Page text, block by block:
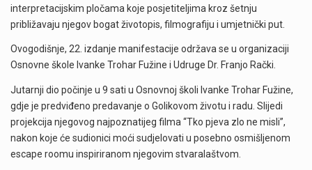
interpretacijskim pločama koje posjetiteljima kroz šetnju
približavaju njegov bogat životopis, filmografiju i umjetnički put.
Ovogodišnje, 22. izdanje manifestacije održava se u organizaciji
Osnovne škole Ivanke Trohar Fužine i Udruge Dr. Franjo Rački.
Jutarnji dio počinje u 9 sati u Osnovnoj školi Ivanke Trohar Fužine,
gdje je predviđeno predavanje o Golikovom životu i radu. Slijedi
projekcija njegovog najpoznatijeg filma “Tko pjeva zlo ne misli”,
nakon koje će sudionici moći sudjelovati u posebno osmišljenom
escape roomu inspiriranom njegovim stvaralaštvom.